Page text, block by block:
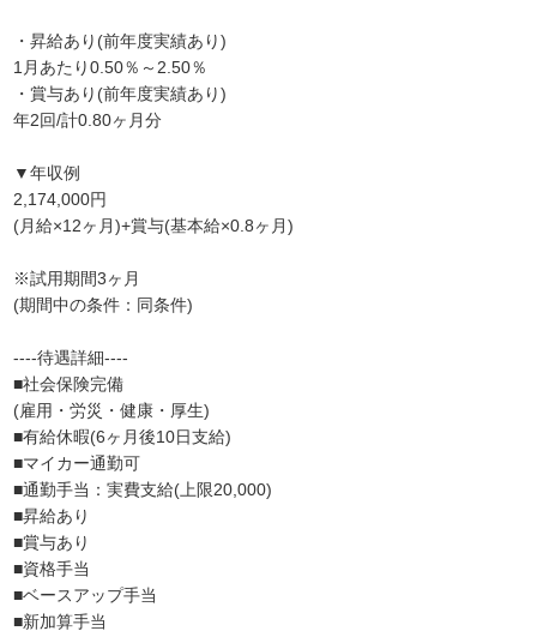
・昇給あり(前年度実績あり)
1月あたり0.50％～2.50％
・賞与あり(前年度実績あり)
年2回/計0.80ヶ月分
▼年収例
2,174,000円
(月給×12ヶ月)+賞与(基本給×0.8ヶ月)
※試用期間3ヶ月
(期間中の条件：同条件)
----待遇詳細----
■社会保険完備
(雇用・労災・健康・厚生)
■有給休暇(6ヶ月後10日支給)
■マイカー通勤可
■通勤手当：実費支給(上限20,000)
■昇給あり
■賞与あり
■資格手当
■ベースアップ手当
■新加算手当